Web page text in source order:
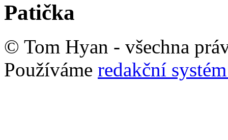
Patička
© Tom Hyan - všechna
Používáme redakční